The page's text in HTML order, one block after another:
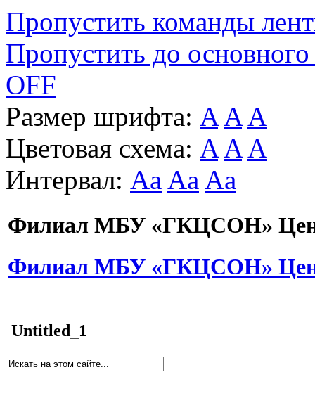
Пропустить команды
Пропустить до основного
OFF
Размер шрифта: A A A
Цветовая схема: A A A
Интервал: Aa Aa Aa
Филиал МБУ «ГКЦСОН»
Филиал МБУ «ГКЦСОН»
Untitled_1